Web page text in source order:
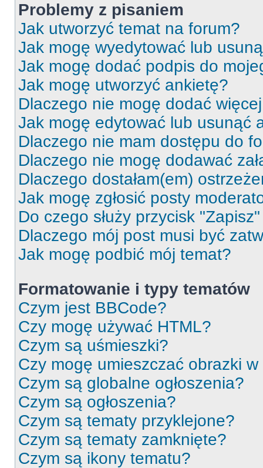
Problemy z pisaniem
Jak utworzyć temat na forum?
Jak mogę wyedytować lub
Jak mogę dodać podpis do
Jak mogę utworzyć ankietę?
Dlaczego nie mogę dodać
Jak mogę edytować lub usunąć
Dlaczego nie mam dostępu do
Dlaczego nie mogę dodawać
Dlaczego dostałam(em)
Jak mogę zgłosić posty
Do czego służy przycisk
Dlaczego mój post musi być
Jak mogę podbić mój temat?
Formatowanie i typy tematów
Czym jest BBCode?
Czy mogę używać HTML?
Czym są uśmieszki?
Czy mogę umieszczać obrazki
Czym są globalne ogłoszenia?
Czym są ogłoszenia?
Czym są tematy przyklejone?
Czym są tematy zamknięte?
Czym są ikony tematu?